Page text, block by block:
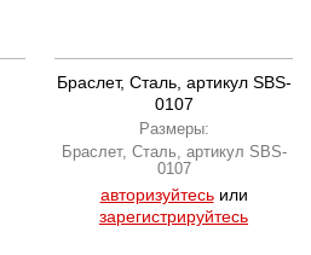
Браслет, Сталь, артикул SBS-
0107
Размеры:
Браслет, Сталь, артикул SBS-
0107
авторизуйтесьили
зарегистрируйтесь